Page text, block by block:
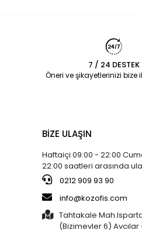
7 / 24 DESTEK
Öneri ve şikayetlerinizi bize
BİZE ULAŞIN
Haftaiçi 09:00 - 22:00
22:00 saatleri arasında
0212 909 93 90
info@kozofis.com
Tahtakale
(Bizimevler 6)